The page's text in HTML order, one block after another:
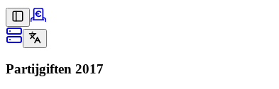
Partijgiften 2017